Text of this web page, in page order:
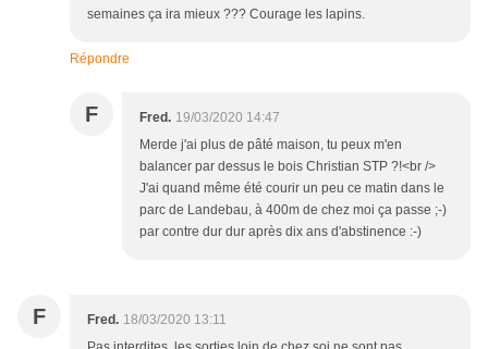
semaines ça ira mieux ??? Courage les lapins.
Répondre
F Fred. 19/03/2020 14:47
Merde j'ai plus de pâté maison, tu peux m'en
balancer par dessus le bois Christian STP ?!<br />
J'ai quand même été courir un peu ce matin dans le
parc de Landebau, à 400m de chez moi ça passe ;-)
par contre dur dur après dix ans d'abstinence :-)
F Fred. 18/03/2020 13:11